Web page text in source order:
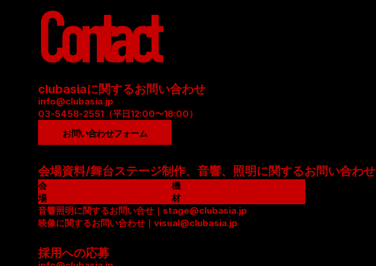
Contact
clubasiaに関するお問い合わせ
info@clubasia.jp
03-5458-2551（平日12:00〜18:00）
お問い合わせフォーム
会場資料/舞台ステージ制作、音響、照明に関するお問い合わせ
会
場
資
料
P
D
機
材
リ
ス
音響照明に関するお問い合せ｜stage@clubasia.jp
映像に関するお問い合わせ｜visual@clubasia.jp
採用への応募